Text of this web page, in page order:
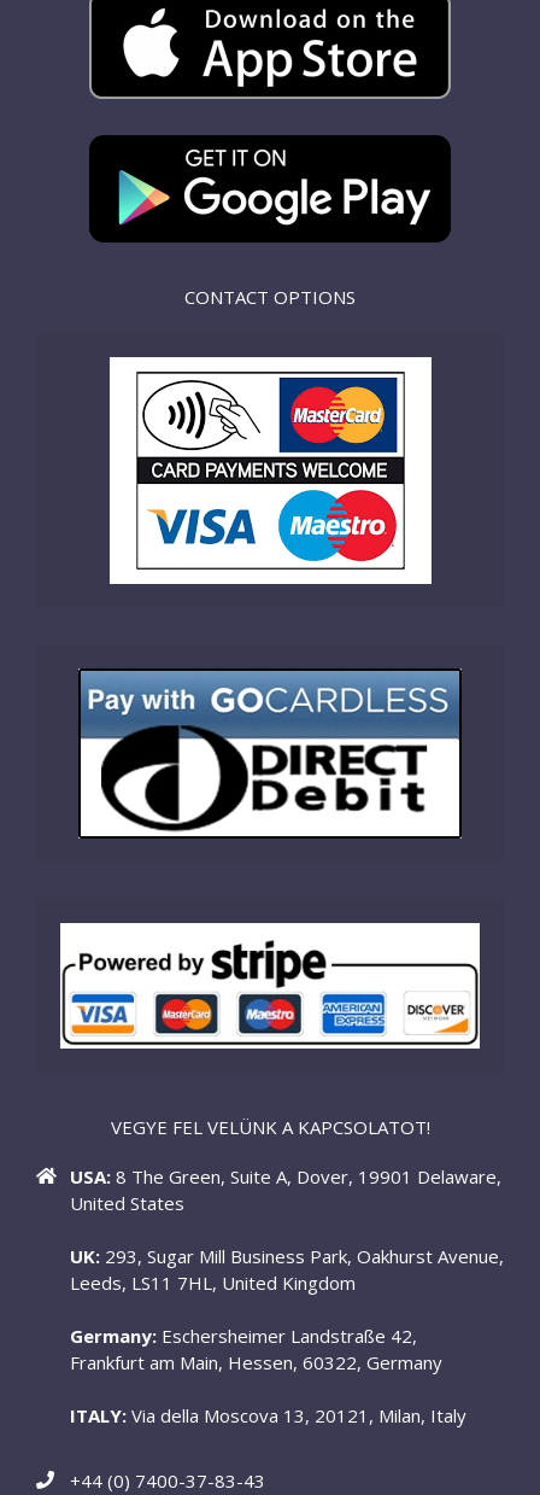
CONTACT OPTIONS
VEGYE FEL VELÜNK A KAPCSOLATOT!
USA: 8 The Green, Suite A, Dover, 19901 Delaware,
United States
UK: 293, Sugar Mill Business Park, Oakhurst Avenue,
Leeds, LS11 7HL, United Kingdom
Germany: Eschersheimer Landstraße 42,
Frankfurt am Main, Hessen, 60322, Germany
ITALY: Via della Moscova 13, 20121, Milan, Italy
+44 (0) 7400-37-83-43